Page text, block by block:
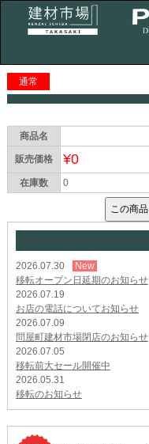
通常
商品名
販売価格 ¥0
在庫数 0
2026.07.30
New
移転オープン日延期のお知らせ
2026.07.19
お店の電話についてお知らせ
2026.07.09
問屋町建材市場閉店のお知らせ
2026.07.05
移転前大セール開催中
2026.05.31
移転のお知らせ